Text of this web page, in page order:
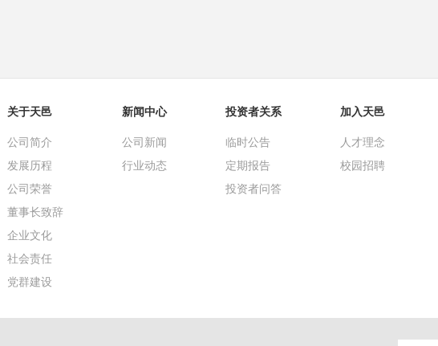
关于天邑
公司简介
发展历程
公司荣誉
董事长致辞
企业文化
社会责任
党群建设
新闻中心
公司新闻
行业动态
投资者关系
临时公告
定期报告
投资者问答
加入天邑
人才理念
校园招聘